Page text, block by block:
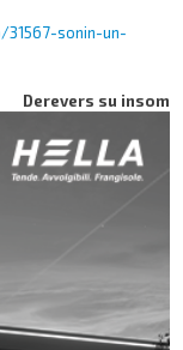
sonin-un-
Derevers su insom